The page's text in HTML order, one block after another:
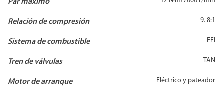
Par máximo
Relación de compresión 9. 8:1
Sistema de combustible EFI
Tren de válvulas TAN
Motor de arranque Eléctrico y pateador